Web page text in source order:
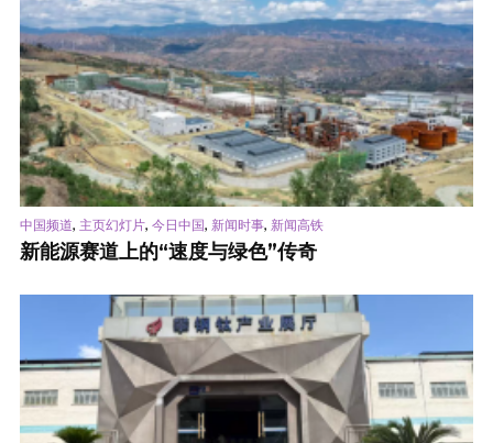
中国频道, 主页幻灯片, 今日中国, 新闻时事, 新闻高铁
新能源赛道上的“速度与绿色”传奇